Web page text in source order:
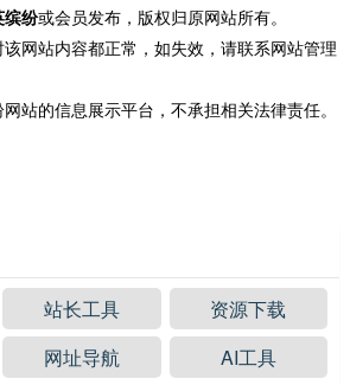
缤纷或会员发布，版权归原网站所有。
网站内容都正常，如失效，请联系网站管理
站的信息展示平台，不承担相关法律责任。
站长工具
资源下载
网址导航
AI工具